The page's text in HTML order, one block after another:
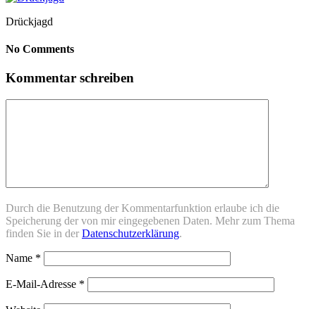
Drückjagd
No Comments
Kommentar schreiben
Durch die Benutzung der Kommentarfunktion erlaube ich die
Speicherung der von mir eingegebenen Daten. Mehr zum Thema
finden Sie in der Datenschutzerklärung.
Name *
E-Mail-Adresse *